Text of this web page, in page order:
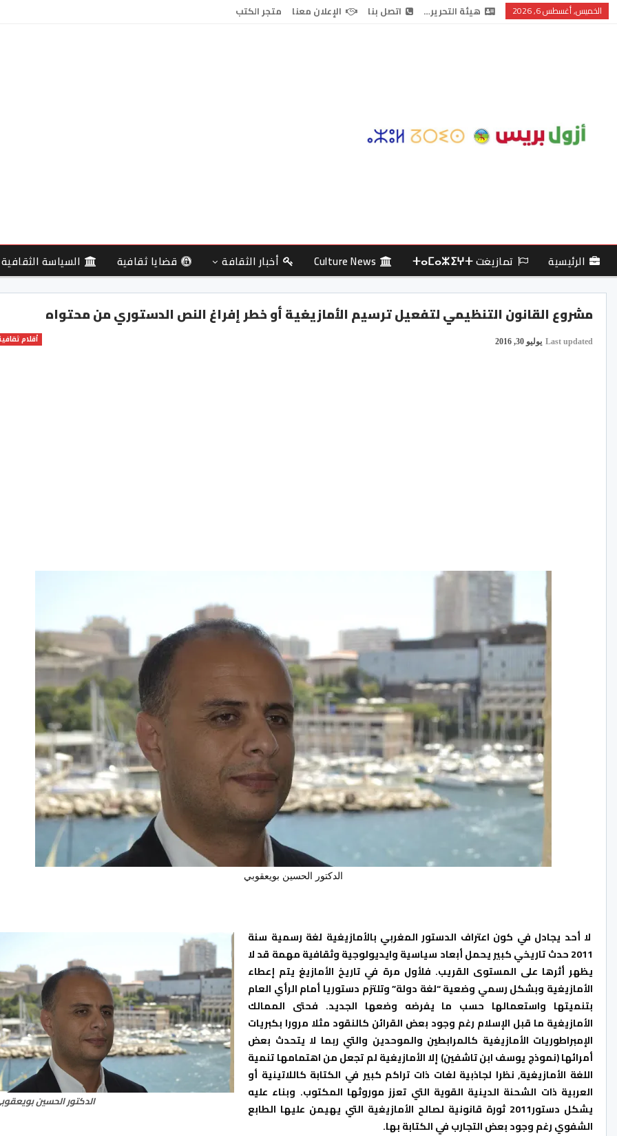
الخميس, أغسطس 6, 2026 هيئة التحرير… اتصل بنا الإعلان معنا متجر الكتب
الرئيسية تمازيغت ⵜⴰⵎⴰⵣⵉⵖⵜ Culture News أخبار الثقافة قضايا ثقافية السياسة الثقافية
مشروع القانون التنظيمي لتفعيل ترسيم الأمازيغية أو خطر إفراغ النص الدستوري من محتواه
أقلام Last updated يوليو 30, 2016
الدكتور الحسين بويعقوبي
الدكتور الحسين
لا أحد يجادل في كون اعتراف الدستور المغربي بالأمازيغية لغة رسمية سنة
2011 حدث تاريخي كبير يحمل أبعاد سياسية وايديولوجية وثقافية مهمة قد لا
يظهر أثرها على المستوى القريب. فلأول مرة في تاريخ الأمازيغ يتم إعطاء
الأمازيغية وبشكل رسمي وضعية “لغة دولة” وتلتزم دستوريا أمام الرأي العام
بتنميتها واستعمالها حسب ما يفرضه وضعها الجديد. فحتى الممالك
الأمازيغية ما قبل الإسلام رغم وجود بعض القرائن كالنقود مثلا مرورا بكبريات
الإمبراطوريات الأمازيغية كالمرابطين والموحدين والتي ربما لا يتحدث بعض
أمرائها (نموذج يوسف ابن تاشفين) إلا الأمازيغية لم تجعل من اهتمامها تنمية
اللغة الأمازيغية, نظرا لجاذبية لغات ذات تراكم كبير في الكتابة كاللاتينية أو
العربية ذات الشحنة الدينية القوية التي تعزز موروثها المكتوب. وبناء عليه
يشكل دستور2011 ثورة قانونية لصالح الأمازيغية التي يهيمن عليها الطابع
الشفوي رغم وجود بعض التجارب في الكتابة بها.